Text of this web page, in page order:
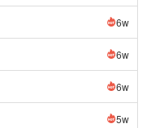
6w
6w
6w
5w